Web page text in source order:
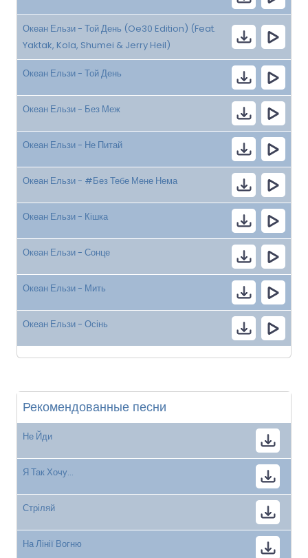
Океан Ельзи - Той День (Oe30 Edition) (Feat.
Yaktak, Kola, Shumei & Jerry Heil)
Океан Ельзи - Той День
Океан Ельзи - Без Меж
Океан Ельзи - Не Питай
Океан Ельзи - #Без Тебе Мене Нема
Океан Ельзи - Кішка
Океан Ельзи - Сонце
Океан Ельзи - Мить
Океан Ельзи - Осінь
Рекомендованные песни
Не Йди
Я Так Хочу...
Стріляй
На Лінії Вогню